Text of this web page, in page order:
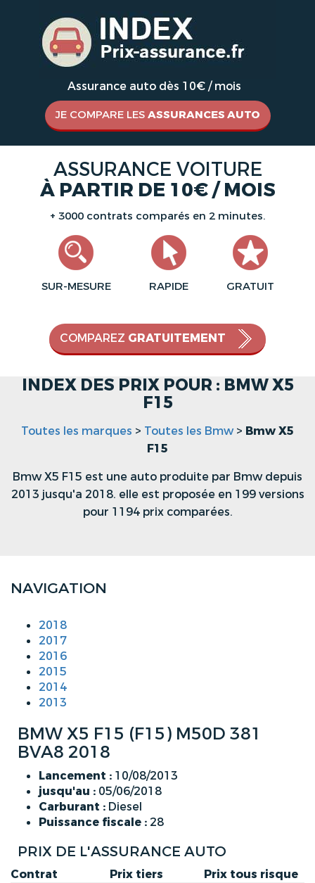
Assurance auto dès 10€ / mois
JE COMPARE LES ASSURANCES AUTO
ASSURANCE VOITURE
À PARTIR DE 10€ / MOIS
+ 3000 contrats comparés en 2 minutes.
SUR-MESURE RAPIDE GRATUIT
COMPAREZ GRATUITEMENT
INDEX DES PRIX POUR : BMW X5
F15
Toutes les marques > Toutes les Bmw> Bmw X5
F15
Bmw X5 F15 est une auto produite par Bmw depuis
2013 jusqu'a 2018. elle est proposée en 199 versions
pour 1194 prix comparées.
NAVIGATION
2018
2017
2016
2015
2014
2013
BMW X5 F15 (F15) M50D 381
BVA8 2018
Lancement : 10/08/2013
jusqu'au : 05/06/2018
Carburant : Diesel
Puissance fiscale : 28
PRIX DE L'ASSURANCE AUTO
Contrat Prix tiers
Prix tous risque